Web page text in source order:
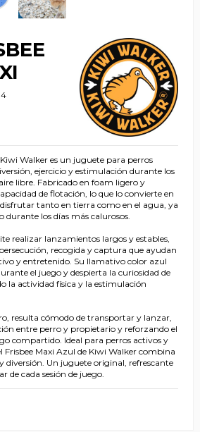
Walker es un juguete para perros
ejercicio y estimulación durante los
libre. Fabricado en foam ligero y
de flotación, lo que lo convierte en
tanto en tierra como en el agua, ya
durante los días más calurosos.
realizar lanzamientos largos y estables,
recogida y captura que ayudan
y entretenido. Su llamativo color azul
el juego y despierta la curiosidad de
la actividad física y la estimulación
resulta cómodo de transportar y lanzar,
entre perro y propietario y reforzando el
compartido. Ideal para perros activos y
Frisbee Maxi Azul de Kiwi Walker combina
diversión. Un juguete original, refrescante
de cada sesión de juego.